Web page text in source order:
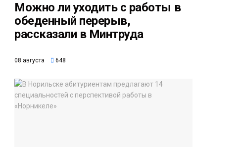
Можно ли уходить с работы в
обеденный перерыв,
рассказали в Минтруда
08 августа 648